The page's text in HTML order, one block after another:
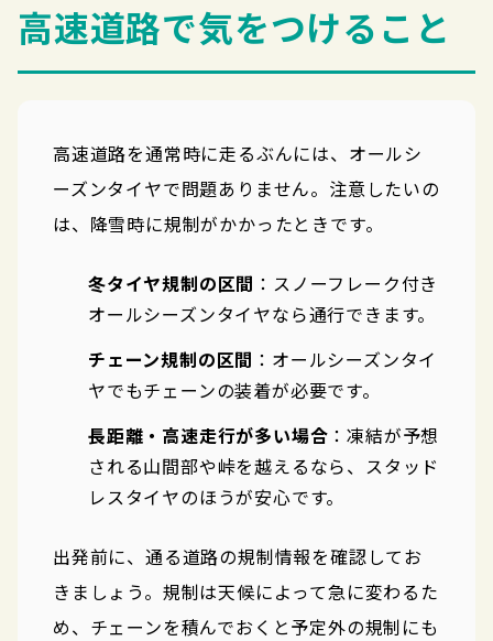
高速道路で気をつけること
高速道路を通常時に走るぶんには、オールシ
ーズンタイヤで問題ありません。注意したいの
は、降雪時に規制がかかったときです。
冬タイヤ規制の区間 ：スノーフレーク付き
オールシーズンタイヤなら通行できます。
チェーン規制の区間 ：オールシーズンタイ
ヤでもチェーンの装着が必要です。
長距離・高速走行が多い場合 ：凍結が予想
される山間部や峠を越えるなら、スタッド
レスタイヤのほうが安心です。
出発前に、通る道路の規制情報を確認してお
きましょう。規制は天候によって急に変わるた
め、チェーンを積んでおくと予定外の規制にも